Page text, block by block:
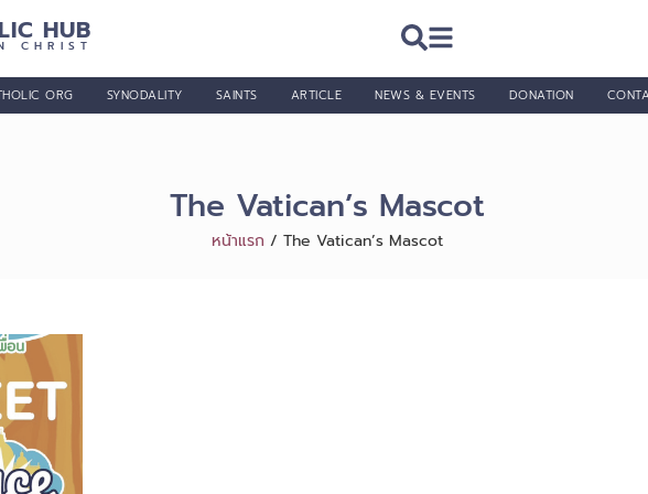
HUB
CHRIST
ORG SYNODALITY SAINTS ARTICLE NEWS & EVENTS DONATION
The Vatican’s Mascot
หน้าแรก / The Vatican’s Mascot